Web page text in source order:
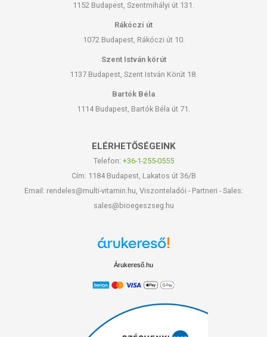
1152 Budapest, Szentmihályi út 131.
Rákóczi út
1072 Budapest, Rákóczi út 10.
Szent István körút
1137 Budapest, Szent István Körút 18.
Bartók Béla
1114 Budapest, Bartók Béla út 71.
ELÉRHETŐSÉGEINK
Telefon: +36-1-255-0555
Cím: 1184 Budapest, Lakatos út 36/B
Email: rendeles@multi-vitamin.hu, Viszonteladói - Partneri - Sales:
sales@bioegeszseg.hu
Árukereső.hu